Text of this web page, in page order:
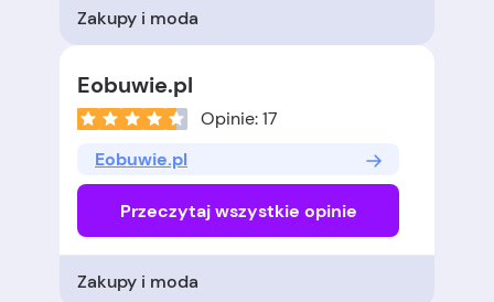
Zakupy i moda
Eobuwie.pl
Opinie: 17
Eobuwie.pl
Przeczytaj wszystkie opinie
Zakupy i moda